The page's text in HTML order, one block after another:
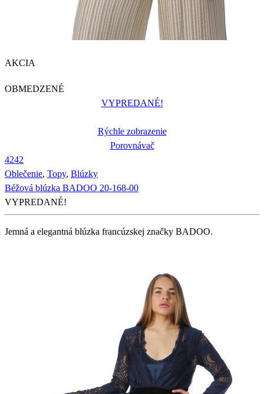
AKCIA
OBMEDZENÉ
VYPREDANÉ!
Rýchle zobrazenie
Porovnávač
4242
Oblečenie, Topy, Blúzky
Béžová blúzka BADOO 20-168-00
VYPREDANÉ!
Jemná a elegantná blúzka francúzskej značky BADOO.